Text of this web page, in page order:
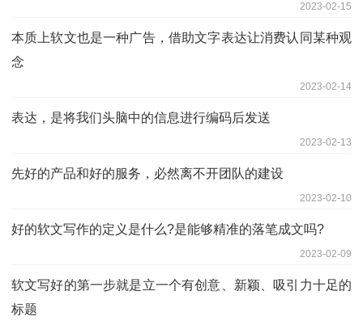
2023-02-15
本质上软文也是一种广告，借助文字表达让消费认同某种观
念
2023-02-14
表达，是将我们头脑中的信息进行编码后发送
2023-02-13
先好的产品和好的服务，必然离不开团队的建设
2023-02-10
好的软文写作的定义是什么?是能够精准的落笔成文吗?
2023-02-09
软文写好的第一步就是立一个有创意、新颖、吸引力十足的
标题